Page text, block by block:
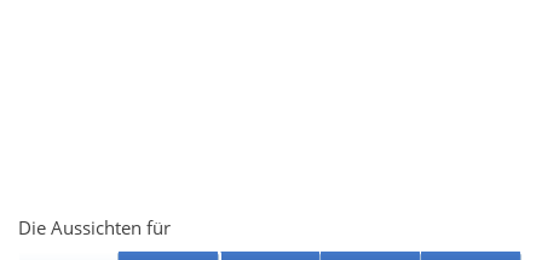
Die Aussichten für